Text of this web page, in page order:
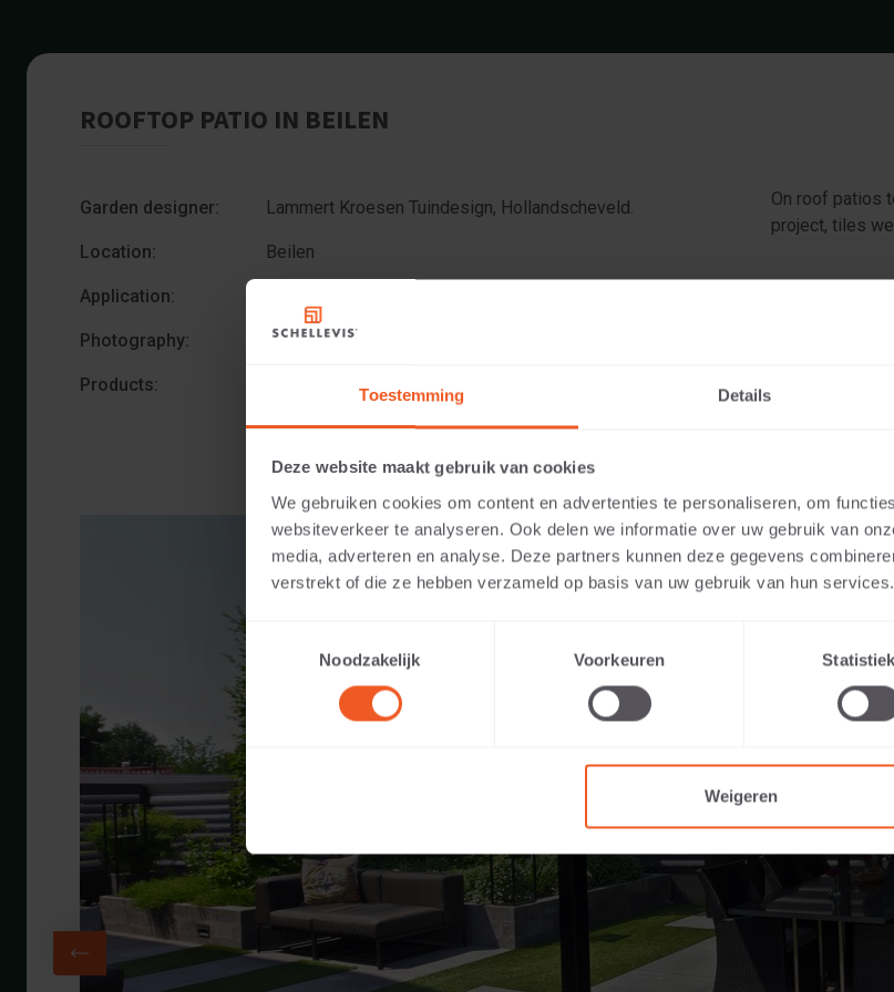
Toestemming Details
Deze website maakt gebruik van cookies
We gebruiken cookies om content en advertenties te personaliseren, om
websiteverkeer te analyseren. Ook delen we informatie over uw gebruik van
media, adverteren en analyse. Deze partners kunnen deze gegevens
verstrekt of die ze hebben verzameld op basis van uw gebruik van hun services.
Toestemmingsselectie
Noodzakelijk
Voorkeuren
Weigeren
ROOFTOP PATIO IN BEILEN
Garden designer: Lammert Kroesen Tuindesign, Hollandscheveld.
Location: Beilen
Application:
Photography: Cees Rijnen
Products:
Large format slab 800x800x5 Anthracite
Stackable element 750x150x15 Anthracite
On roof patios
project, tiles